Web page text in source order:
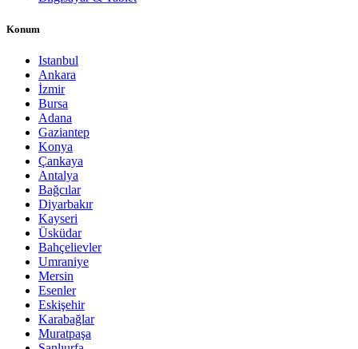
Konum
Istanbul
Ankara
İzmir
Bursa
Adana
Gaziantep
Konya
Çankaya
Antalya
Bağcılar
Diyarbakır
Kayseri
Üsküdar
Bahçelievler
Umraniye
Mersin
Esenler
Eskişehir
Karabağlar
Muratpaşa